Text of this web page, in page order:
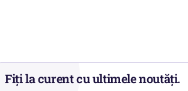
Fiți la curent cu ultimele noutăți.